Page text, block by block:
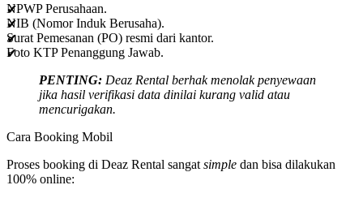
NPWP Perusahaan.
NIB (Nomor Induk Berusaha).
Surat Pemesanan (PO) resmi dari kantor.
Foto KTP Penanggung Jawab.
PENTING: Deaz Rental berhak menolak penyewaan
jika hasil verifikasi data dinilai kurang valid atau
mencurigakan.
Cara Booking Mobil
Proses booking di Deaz Rental sangat simple dan bisa dilakukan
100% online: